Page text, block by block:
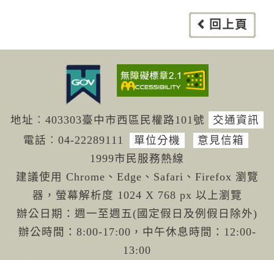
回上頁
地址︰403303臺中市西區民權路101號
交通資訊
電話︰04-22289111 單位分機
意見信箱
1999市民服務熱線
建議使用 Chrome、Edge、Safari、Firefox 瀏覽
器，螢幕解析度 1024 X 768 px 以上瀏覽
辦公日期：週一至週五(國定假日及例假日除外)
辦公時間：8:00-17:00，中午休息時間：12:00-
13:00